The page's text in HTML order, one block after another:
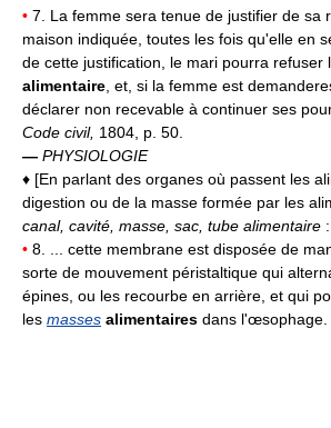
• 7. La femme sera tenue de justifier de sa
maison indiquée, toutes les fois qu'elle en
de cette justification, le mari pourra refuser
alimentaire , et, si la femme est
déclarer non recevable à continuer ses
Code civil, 1804, p. 50.
— PHYSIOLOGIE
♦ [En parlant des organes où passent les
digestion ou de la masse formée par les
canal, cavité, masse, sac, tube alimentaire :
• 8. ... cette membrane est disposée de
sorte de mouvement péristaltique qui
épines, ou les recourbe en arrière, et qui
les masses alimentaires dans l'œsophage.